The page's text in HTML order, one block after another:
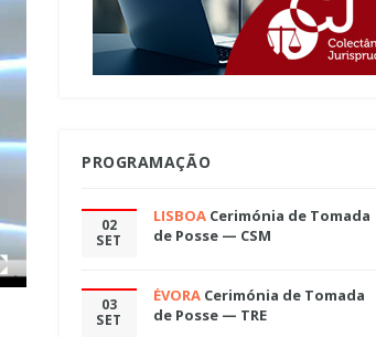
PROGRAMAÇÃO
02
SET
LISBOA Cerimónia de Tomada
de Posse — CSM
03
SET
ÉVORA Cerimónia de Tomada
de Posse — TRE